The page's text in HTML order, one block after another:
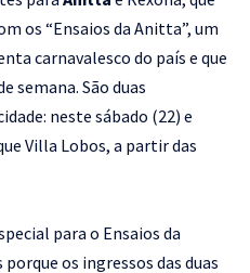
os “Ensaios da Anitta”, um
carnavalesco do país e que
semana. São duas
neste sábado (22) e
Villa Lobos, a partir das
para o Ensaios da
os ingressos das duas